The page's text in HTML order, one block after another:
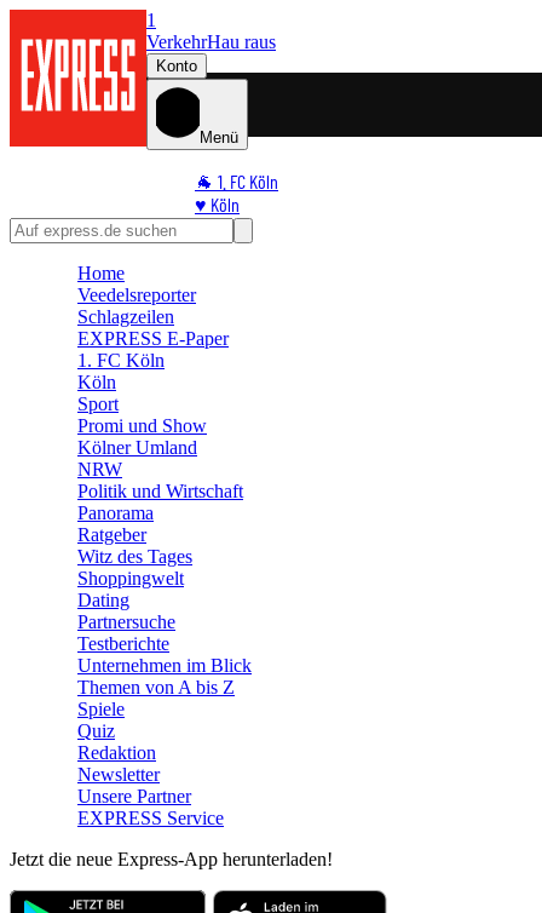
1
VerkehrHau raus
Konto
Menü
🐐 1. FC Köln
♥️ Köln
⭐ Promi
🛒 Shoppingwelt
Home
Veedelsreporter
Schlagzeilen
EXPRESS E-Paper
1. FC Köln
Köln
Sport
Promi und Show
Kölner Umland
NRW
Politik und Wirtschaft
Panorama
Ratgeber
Witz des Tages
Shoppingwelt
Dating
Partnersuche
Testberichte
Unternehmen im Blick
Themen von A bis Z
Spiele
Quiz
Redaktion
Newsletter
Unsere Partner
EXPRESS Service
Jetzt die neue Express-App herunterladen!